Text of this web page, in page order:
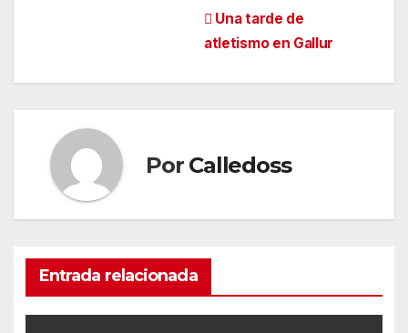
Una tarde de
atletismo en Gallur
Por Calledoss
Entrada relacionada